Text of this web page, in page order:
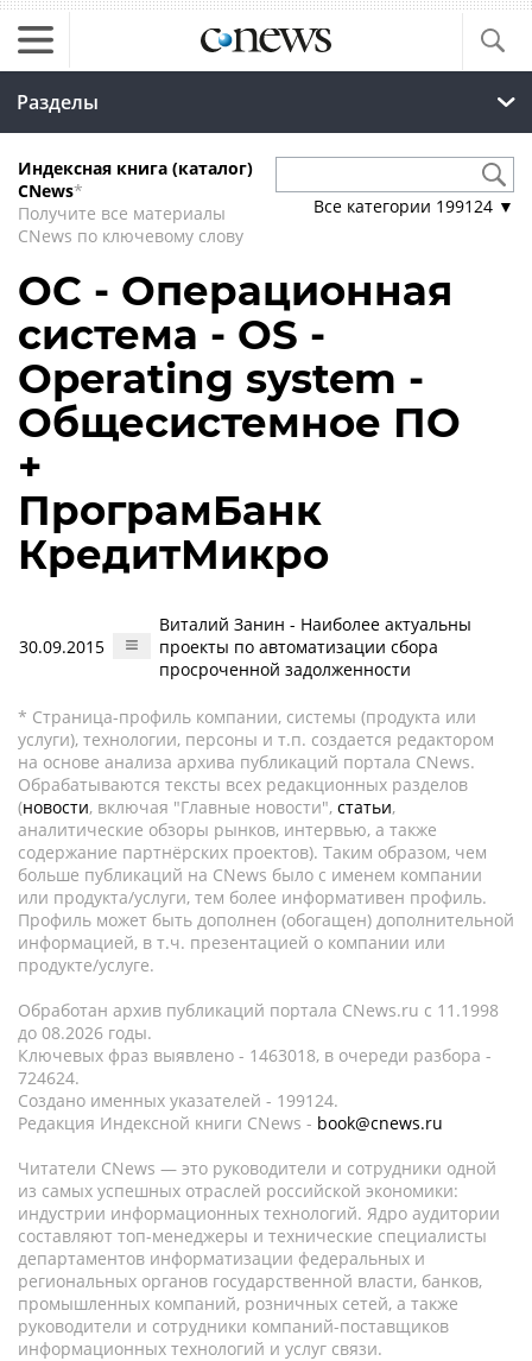
Разделы
Индексная книга (каталог)
CNews*
Получите все материалы
CNews по ключевому слову
Все категории 199124 ▼
ОС - Операционная
система - OS -
Operating system -
Общесистемное ПО
+
ПрограмБанк
КредитМикро
30.09.2015
Виталий Занин - Наиболее актуальны
проекты по автоматизации сбора
просроченной задолженности
* Страница-профиль компании, системы (продукта или
услуги), технологии, персоны и т.п. создается редактором
на основе анализа архива публикаций портала CNews.
Обрабатываются тексты всех редакционных разделов
(новости, включая "Главные новости", статьи,
аналитические обзоры рынков, интервью, а также
содержание партнёрских проектов). Таким образом, чем
больше публикаций на CNews было с именем компании
или продукта/услуги, тем более информативен профиль.
Профиль может быть дополнен (обогащен) дополнительной
информацией, в т.ч. презентацией о компании или
продукте/услуге.
Обработан архив публикаций портала CNews.ru c 11.1998
до 08.2026 годы.
Ключевых фраз выявлено - 1463018, в очереди разбора -
724624.
Создано именных указателей - 199124.
Редакция Индексной книги CNews - book@cnews.ru
Читатели CNews — это руководители и сотрудники одной
из самых успешных отраслей российской экономики:
индустрии информационных технологий. Ядро аудитории
составляют топ-менеджеры и технические специалисты
департаментов информатизации федеральных и
региональных органов государственной власти, банков,
промышленных компаний, розничных сетей, а также
руководители и сотрудники компаний-поставщиков
информационных технологий и услуг связи.